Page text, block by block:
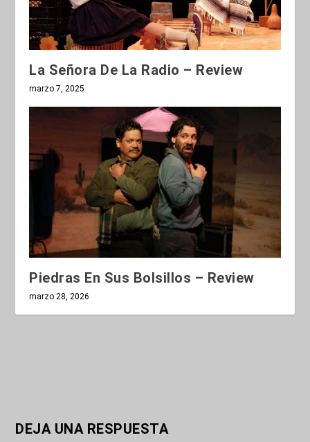
La Señora De La Radio – Review
marzo 7, 2025
Piedras En Sus Bolsillos – Review
marzo 28, 2026
DEJA UNA RESPUESTA